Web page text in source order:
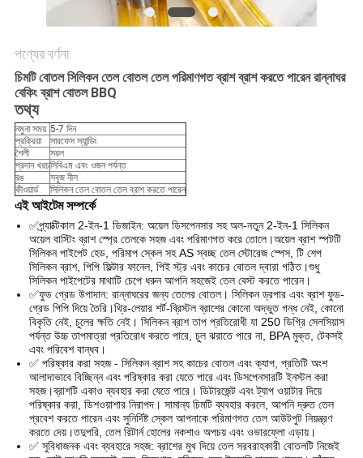
পণ্যের বর্ণনা
চিমটি বোতল সিলিকন তেল বোতল তেল পরিমাণগত ব্রাশ ব্রাশ করতে পারেন রান্নাঘর
বেকিং ব্রাশ বোতল BBQ
তথ্য
নমুনা সময় 5-7 দিন
প্রক্রিয়া
সারফেস স্যান্ডিং
শৈলী
সরল
প্রদান খরচসিবিএম এবং ওজন পর্যন্ত
রঙ
সবুজ নীল
কীওয়ার্ড
সিলিকন তেল বোতল তেল ব্রাশ করতে পারেন
এই আইটেম সম্পর্কে
✅প্র্যাক্টিকাল 2-ইন-1 ডিজাইন: অয়েল ডিসপেনসার সহ অল-নতুন 2-ইন-1 সিলিকন
অয়েল বাস্টিং ব্রাশ স্প্রে তেলকে সহজ এবং পরিমাণগত করে তোলে।অয়েল ব্রাশ স্পটটি
সিলিকন পাইপেট হেড, পরিমাপ স্কেল সহ AS স্বচ্ছ তেল স্টোরেজ স্পেস, টি শেপ
সিলিকন ব্রাশ, পিপি ফিল্টার ফানেল, পিই স্ট্র এবং কাচের বোতল দ্বারা গঠিত।শুধু
সিলিকন পাইপেটের মাথাটি চেপে ধরুন আপনি সহজেই তেল বেস্ট করতে পারেন।
✅ফুড গ্রেড উপাদান: রান্নাঘরের জন্য তেলের বোতল। সিলিকন ড্রপার এবং ব্রাশ ফুড-
গ্রেড পিপি দিয়ে তৈরি।থ্রি-লেয়ার শর্ট-ব্রিস্টল ব্রাশের কোনো অদ্ভুত গন্ধ নেই, কোনো
বিকৃতি নেই, চুলের ক্ষতি নেই। সিলিকন ব্রাশ তাপ প্রতিরোধী যা 250 ডিগ্রি সেলসিয়াস
পর্যন্ত উচ্চ তাপমাত্রা প্রতিরোধ করতে পারে, চুল ঝরাতে পারে না, BPA মুক্ত, টেকসই
এবং পরিবেশ বান্ধব।
✅ পরিষ্কার করা সহজ - সিলিকন ব্রাশ সহ কাচের বোতল এবং ক্যাপ, প্রতিটি অংশ
আলাদাভাবে বিচ্ছিন্ন এবং পরিষ্কার করা যেতে পারে এবং ডিসপেনসারটি ইনস্টল করা
সহজ।ব্রাশটি একাও ব্যবহার করা যেতে পারে। ডিটারজেন্ট এবং ট্যাপ ওয়াটার দিয়ে
পরিষ্কার করা, ডিশওয়াশার নিরাপদ। সামান্য চিমটি ব্যবহার করলে, আপনি দ্রুত তেল
প্রবেশ করতে পারেন এবং সুনির্দিষ্ট স্কেল আপনাকে পরিমাণগত তেল আউটপুট নিয়ন্ত্রণ
করতে দেয়।তদুপরি, তেল রিটার্ন হোলের নকশাও অপচয় এবং ওভারফ্লো এড়ায়।
✅ সুবিধাজনক এবং ব্যবহারে সহজ: ব্রাশের মুখ দিয়ে তেল সরবরাহকারী বোতলটি নিজেই